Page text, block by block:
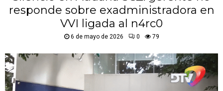
responde sobre exadministradora en
VVI ligada al n4rc0
6 de mayo de 2026 0 79